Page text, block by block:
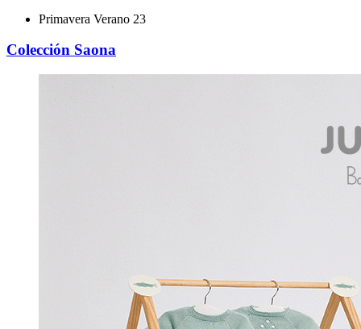
Primavera Verano 23
Colección Saona